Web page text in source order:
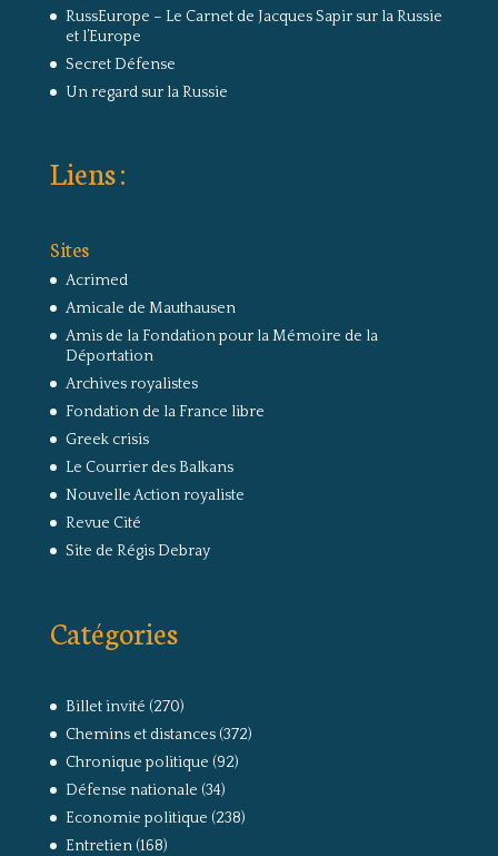
RussEurope – Le Carnet de Jacques Sapir sur la Russie
et l’Europe
Secret Défense
Un regard sur la Russie
Liens :
Sites
Acrimed
Amicale de Mauthausen
Amis de la Fondation pour la Mémoire de la
Déportation
Archives royalistes
Fondation de la France libre
Greek crisis
Le Courrier des Balkans
Nouvelle Action royaliste
Revue Cité
Site de Régis Debray
Catégories
Billet invité (270)
Chemins et distances(372)
Chronique politique (92)
Défense nationale (34)
Economie politique (238)
Entretien(168)